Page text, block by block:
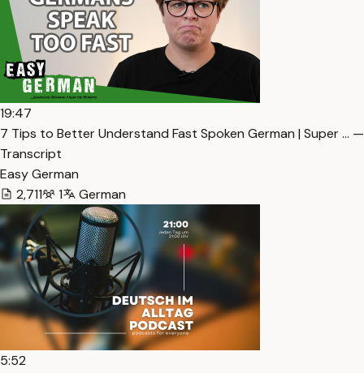
19:47
7 Tips to Better Understand Fast Spoken German | Super … —
Transcript
Easy German
2,711
1 German
5:52